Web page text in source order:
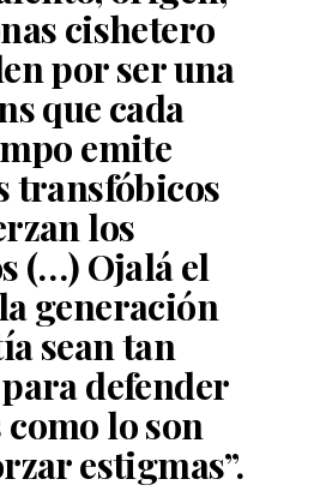
cishetero
por ser una
que cada
emite
transfóbicos
los
(…) Ojalá el
generación
sean tan
defender
lo son
estigmas”.